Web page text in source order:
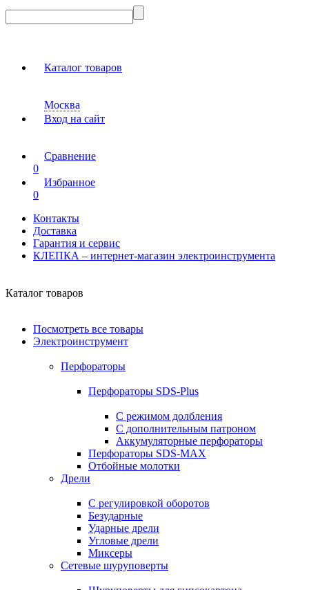
Каталог товаров
Москва
Вход на сайт
Сравнение
0
Избранное
0
Контакты
Доставка
Гарантия и сервис
КЛЕПКА – интернет-магазин электроинструмента
Каталог товаров
Посмотреть все товары
Электроинструмент
Перфораторы
Перфораторы SDS-Plus
С режимом долбления
С дополнительным патроном
Аккумуляторные перфораторы
Перфораторы SDS-MAX
Отбойные молотки
Дрели
С регулировкой оборотов
Безударные
Ударные дрели
Угловые дрели
Миксеры
Сетевые шуруповерты